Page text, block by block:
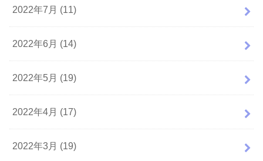
2022年7月 (11)
2022年6月 (14)
2022年5月 (19)
2022年4月 (17)
2022年3月 (19)